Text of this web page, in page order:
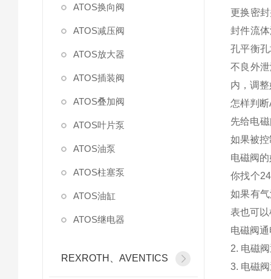
ATOS换向阀
ATOS减压阀
ATOS放大器
ATOS插装阀
ATOS叠加阀
ATOS叶片泵
ATOS油泵
ATOS柱塞泵
ATOS油缸
ATOS继电器
REXROTH、AVENTICS
更换密
封件流
孔平衡
不良外
内，调
怎样判
先给电
如果被
电磁阀
你找个
如果有
表也可
电磁阀
2. 电磁
3. 电磁